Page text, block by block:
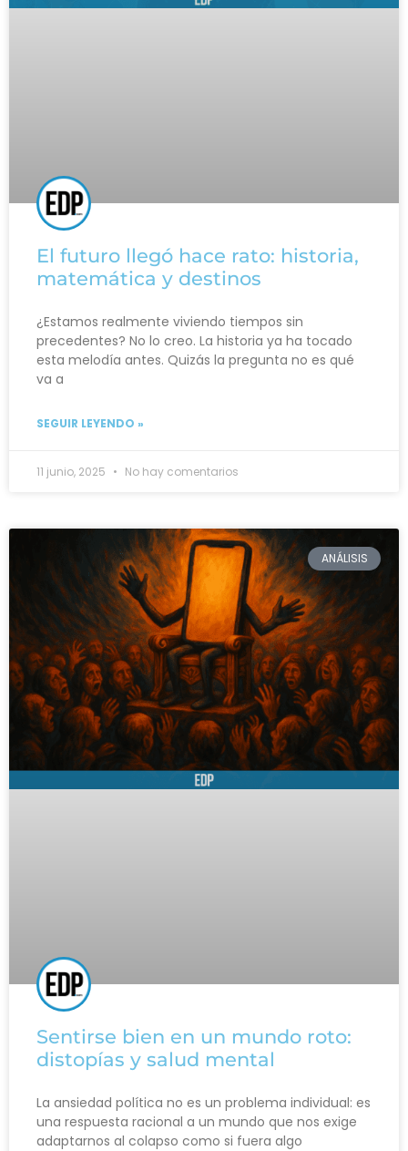
El futuro llegó hace rato: historia,
matemática y destinos
¿Estamos realmente viviendo tiempos sin
precedentes? No lo creo. La historia ya ha tocado
esta melodía antes. Quizás la pregunta no es qué
va a
SEGUIR LEYENDO »
11 junio, 2025 No hay comentarios
ANÁLISIS
Sentirse bien en un mundo roto:
distopías y salud mental
La ansiedad política no es un problema individual: es
una respuesta racional a un mundo que nos exige
adaptarnos al colapso como si fuera algo